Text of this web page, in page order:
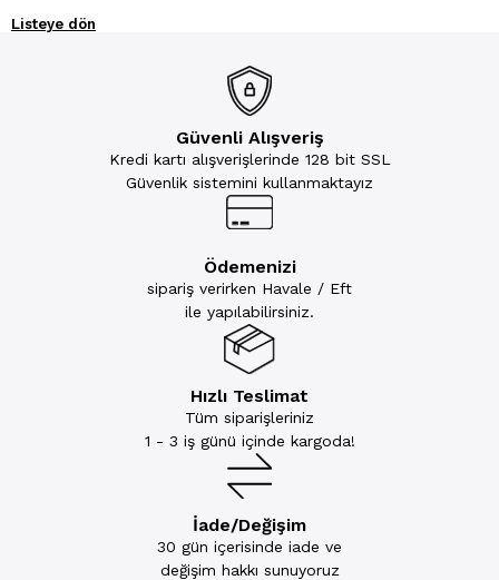
Listeye dön
Güvenli Alışveriş
Kredi kartı alışverişlerinde 128 bit SSL
Güvenlik sistemini kullanmaktayız
Ödemenizi
sipariş verirken Havale / Eft
ile yapılabilirsiniz.
Hızlı Teslimat
Tüm siparişleriniz
1 - 3 iş günü içinde kargoda!
İade/Değişim
30 gün içerisinde iade ve
değişim hakkı sunuyoruz